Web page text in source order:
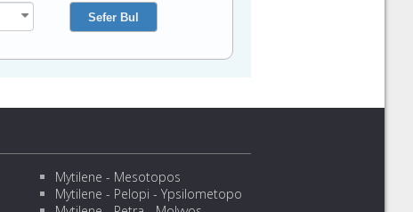
Mytilene - Mesotopos
Mytilene - Pelopi - Ypsilometopo